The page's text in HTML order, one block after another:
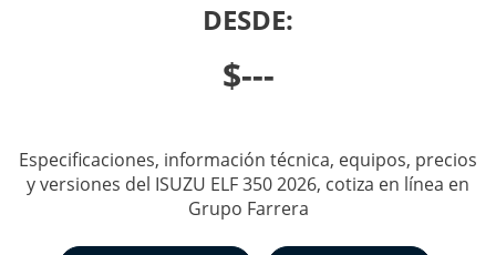
DESDE:
$---
Especificaciones, información técnica, equipos, precios
y versiones del ISUZU ELF 350 2026, cotiza en línea en
Grupo Farrera